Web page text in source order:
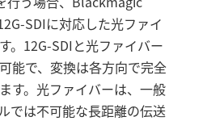
SDIに対応した光ファイ
。12G-SDIと光ファイバー
能で、変換は各方向で完全
す。光ファイバーは、一般
では不可能な長距離の伝送